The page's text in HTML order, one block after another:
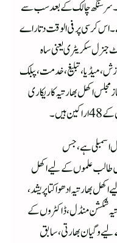
سرسنگھ چالک کے بعد سب سے
اس کرسی پر فی الوقت دتا راے
سکریٹری یعنی ساہ
میڈیا، تبلیغ، خدمت، پبلک
اکھل بھارتیہ کاریکاری
اسمبلی ہے، جس
تنظیموں میں طالب علموں کے لیے اکھل
بھارتیہ ادھواکتا پریشد،
شکشن منڈل، ڈاکٹروں کے
وگیان بھارتی، سابق